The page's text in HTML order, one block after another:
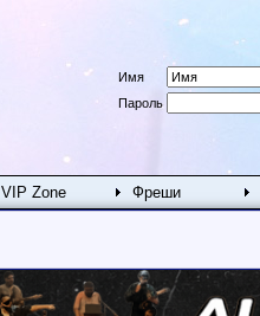
Имя
Пароль
VIP Zone Фреши